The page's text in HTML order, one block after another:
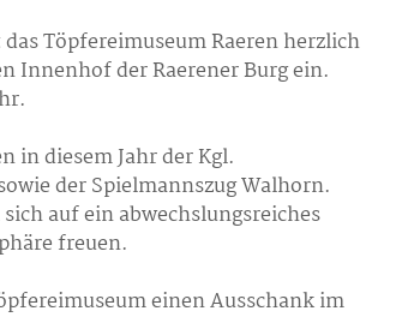
Töpfereimuseum Raeren herzlich
Innenhof der Raerener Burg ein.
in diesem Jahr der Kgl.
der Spielmannszug Walhorn.
auf ein abwechslungsreiches
freuen.
einen Ausschank im